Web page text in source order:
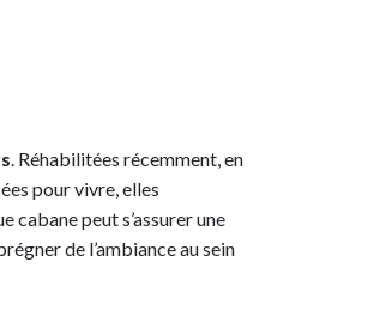
. Réhabilitées récemment, en
pour vivre, elles
peut s’assurer une
de l’ambiance au sein